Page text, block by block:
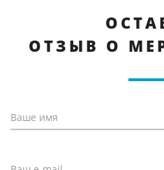
ОТЗЫВ О